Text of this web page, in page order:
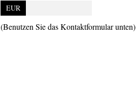
EUR
(Benutzen Sie das Kontaktformular unten)